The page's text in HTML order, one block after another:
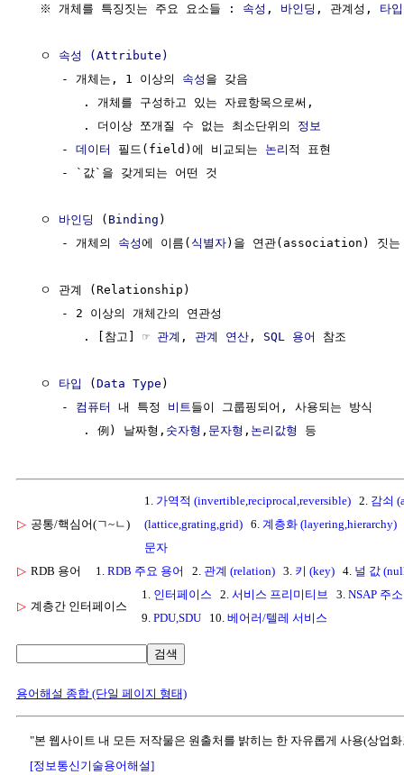
  ※ 개체를 특징짓는 주요 요소들 :
속성 , 바인딩 , 관계성, 타입
  ㅇ
속성 (Attribute)
     - 개체는, 1 이상의
속성 을 갖음
        . 개체를 구성하고 있는 자료항목으로써,
        . 더이상 쪼개질 수 없는 최소단위의
정보
     -
데이터 필드(field)에 비교되는 논리 적 표현
     - `값`을 갖게되는 어떤 것
  ㅇ
바인딩 ( Binding )
     - 개체의
속성에 이름( 식별자)을 연관(association) 짓는
  ㅇ 관계 (Relationship)
     - 2 이상의 개체간의 연관성
        . [참고] ☞
관계 , 관계 연산 , SQL 용어 참조
  ㅇ
타입 (Data Type )
     -
컴퓨터 내 특정 비트 들이 그룹핑되어, 사용되는 방식
        . 例) 날짜형,
숫자형 , 문자형 , 논리값형
▷ 공통/핵심어(ㄱ~ㄴ)
1. 가역적 (invertible,reciprocal,reversible) 2. 감쇠
(lattice,grating,grid) 6. 계층화 (layering,hierarchy)
문자
▷ RDB 용어 1. RDB 주요 용어 2. 관계 (relation) 3. 키 (key) 4. 널 값
▷ 계층간 인터페이스
1. 인터페이스 2. 서비스 프리미티브 3. NSAP 주소
9. PDU,SDU 10. 베어러/텔레 서비스
검색
용어해설 종합 (단일 페이지 형태)
"본 웹사이트 내 모든 저작물은 원출처를 밝히는 한 자유롭게 사용(상업
[정보통신기술용어해설]